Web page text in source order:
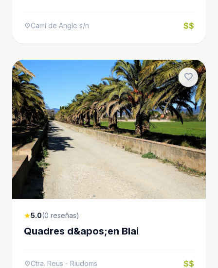
location_onCamí de Angle s/n $$
favorite
star5.0(0 reseñas)
Quadres d&apos;en Blai
location_onCtra. Reus - Riudoms $$